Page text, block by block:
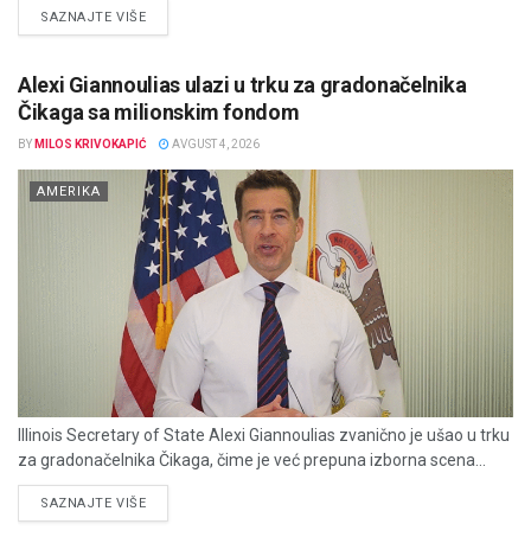
SAZNAJTE VIŠEDETAILS
Alexi Giannoulias ulazi u trku za gradonačelnika
Čikaga sa milionskim fondom
BY MILOS KRIVOKAPIĆ AVGUST 4, 2026
AMERIKA
Illinois Secretary of State Alexi Giannoulias zvanično je ušao u trku
za gradonačelnika Čikaga, čime je već prepuna izborna scena...
SAZNAJTE VIŠEDETAILS